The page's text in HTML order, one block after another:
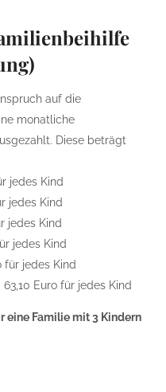
auf die
monatliche
Diese beträgt
jedes Kind
jedes Kind
jedes Kind
jedes Kind
für jedes Kind
Euro für jedes Kind
eine Familie mit 3 Kindern